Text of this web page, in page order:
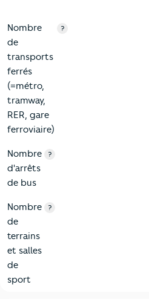
Nombre
de
transports
ferrés
(=métro,
tramway,
RER, gare
ferroviaire)
?
Nombre
d'arrêts
de bus
?
Nombre
de
terrains
et salles
de
sport
?